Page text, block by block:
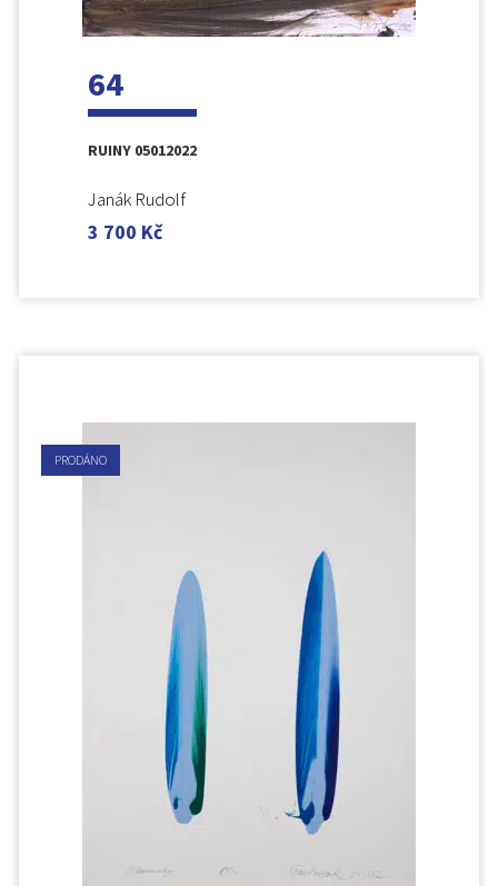
64
RUINY 05012022
Janák Rudolf
3 700 Kč
PRODÁNO